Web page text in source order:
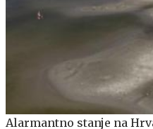
Alarmantno stanje na